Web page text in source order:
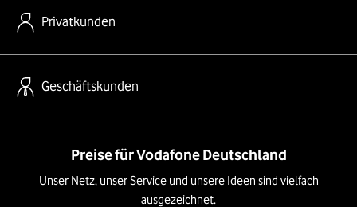
Privatkunden
Geschäftskunden
Preise für Vodafone Deutschland
Unser Netz, unser Service und unsere Ideen sind vielfach
ausgezeichnet.